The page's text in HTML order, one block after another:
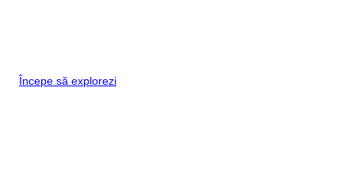
Începe să explorezi